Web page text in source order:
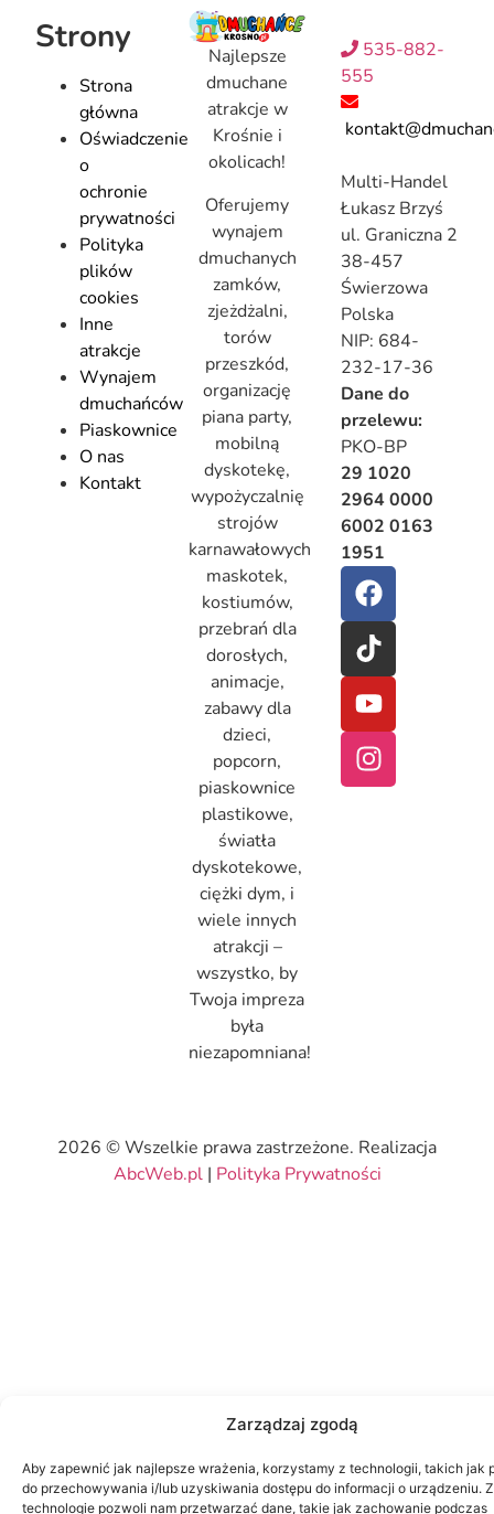
Zarządzaj zgodą
Aby zapewnić jak najlepsze wrażenia, korzystamy z technologii, takich jak
do przechowywania i/lub uzyskiwania dostępu do informacji o urządzeniu.
technologie pozwoli nam przetwarzać dane, takie jak zachowanie podczas
Strony
Strona
główna
Oświadczenie
o
ochronie
prywatności
Polityka
plików
cookies
Inne
atrakcje
Wynajem
dmuchańców
Piaskownice
O nas
Kontakt
Najlepsze
dmuchane
atrakcje w
Krośnie i
okolicach!
Oferujemy
wynajem
dmuchanych
zamków,
zjeżdżalni,
torów
przeszkód,
organizację
piana party,
mobilną
dyskotekę,
wypożyczalnię
strojów
karnawałowych
maskotek,
kostiumów,
przebrań dla
dorosłych,
animacje,
zabawy dla
dzieci,
popcorn,
piaskownice
plastikowe,
światła
dyskotekowe,
ciężki dym, i
wiele innych
atrakcji –
wszystko, by
Twoja impreza
była
niezapomniana!
535-882-
555
Multi-Handel
Łukasz Brzyś
ul. Graniczna 2
38-457
Świerzowa
Polska
NIP: 684-
232-17-36
Dane do
przelewu:
PKO-BP
29 1020
2964 0000
6002 0163
1951
2026 © Wszelkie prawa zastrzeżone. Realizacja
AbcWeb.pl| Polityka Prywatności